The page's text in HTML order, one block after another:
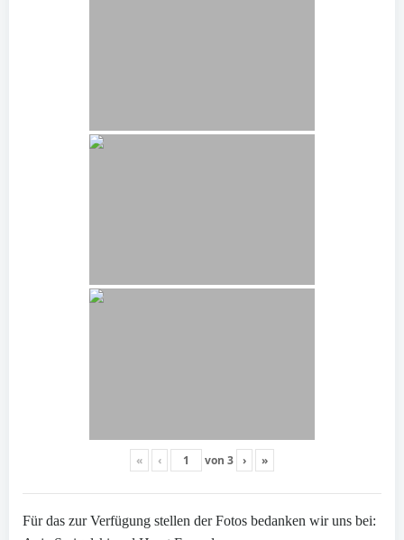
« ‹ von 3 › »
Für das zur Verfügung stellen der Fotos bedanken wir uns bei: